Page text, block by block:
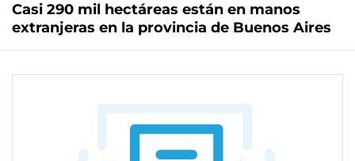
Casi 290 mil hectáreas están en manos
extranjeras en la provincia de Buenos Aires